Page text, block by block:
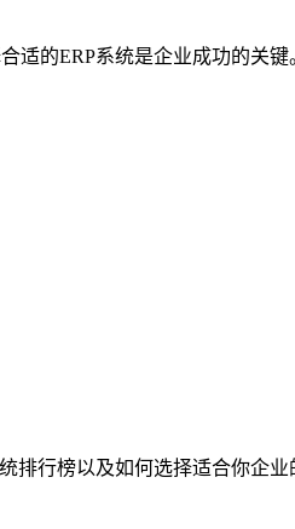
适的ERP系统是企业成功的关
排行榜以及如何选择适合你企